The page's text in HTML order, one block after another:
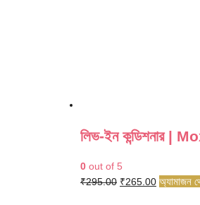
লিভ-ইন
0 out of 5
₹295.00 Original
₹265.00Current
অ্যামাজন